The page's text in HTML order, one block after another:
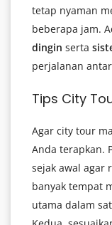
tetap nyaman
beberapa jam.
dingin serta
perjalanan
Tips City
Agar city tour
Anda terapkan.
sejak awal agar
banyak tempat
utama dalam